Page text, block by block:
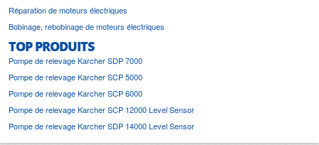
Réparation de moteurs électriques
Bobinage, rebobinage de moteurs électriques
TOP PRODUITS
Pompe de relevage Karcher SDP 7000
Pompe de relevage Karcher SCP 5000
Pompe de relevage Karcher SCP 6000
Pompe de relevage Karcher SCP 12000 Level Sensor
Pompe de relevage Karcher SDP 14000 Level Sensor